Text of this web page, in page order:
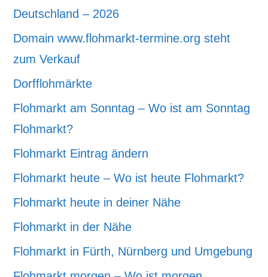
Deutschland – 2026
Domain www.flohmarkt-termine.org steht
zum Verkauf
Dorfflohmärkte
Flohmarkt am Sonntag – Wo ist am Sonntag
Flohmarkt?
Flohmarkt Eintrag ändern
Flohmarkt heute – Wo ist heute Flohmarkt?
Flohmarkt heute in deiner Nähe
Flohmarkt in der Nähe
Flohmarkt in Fürth, Nürnberg und Umgebung